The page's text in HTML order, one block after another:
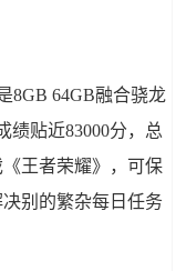
8GB 64GB融合骁龙
绩贴近83000分，总
王者荣耀》，可保
别的繁杂每日任务